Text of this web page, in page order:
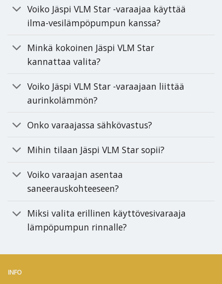
Voiko Jäspi VLM Star -varaajaa käyttää
ilma-vesilämpöpumpun kanssa?
Minkä kokoinen Jäspi VLM Star
kannattaa valita?
Voiko Jäspi VLM Star -varaajaan liittää
aurinkolämmön?
Onko varaajassa sähkövastus?
Mihin tilaan Jäspi VLM Star sopii?
Voiko varaajan asentaa
saneerauskohteeseen?
Miksi valita erillinen käyttövesivaraaja
lämpöpumpun rinnalle?
INFO